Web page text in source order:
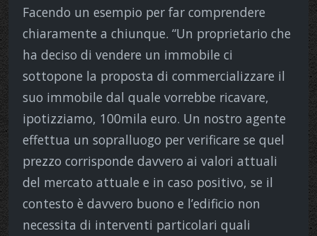
Facendo un esempio per far comprendere
chiaramente a chiunque. “Un proprietario che
ha deciso di vendere un immobile ci
sottopone la proposta di commercializzare il
suo immobile dal quale vorrebbe ricavare,
ipotizziamo, 100mila euro. Un nostro agente
effettua un sopralluogo per verificare se quel
prezzo corrisponde davvero ai valori attuali
del mercato attuale e in caso positivo, se il
contesto è davvero buono e l’edificio non
necessita di interventi particolari quali